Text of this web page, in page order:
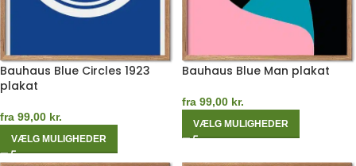
Bauhaus Blue Circles 1923
plakat
fra 99,00 kr.
VÆLG MULIGHEDER
Bauhaus Blue Man plakat
fra 99,00 kr.
VÆLG MULIGHEDER